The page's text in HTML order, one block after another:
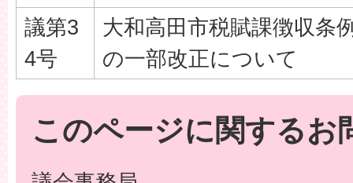
議第3
4号
大和高田市税賦課徴収条
の一部改正について
このページに関するお